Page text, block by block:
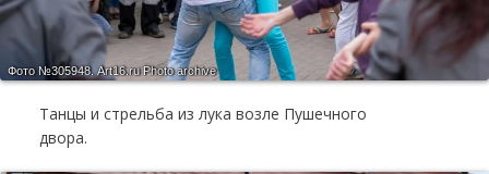
Фото №305948. Art16.ru Photo archive
Танцы и стрельба из лука возле Пушечного
двора.